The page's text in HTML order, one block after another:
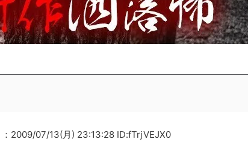
：2009/07/13(月) 23:13:28 ID:fTrjVEJX0